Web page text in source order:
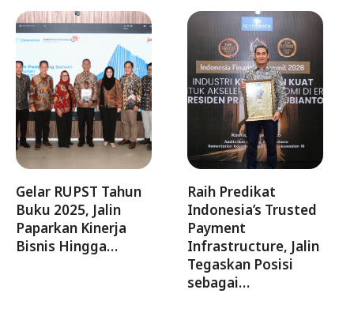
Gelar RUPST Tahun
Buku 2025, Jalin
Paparkan Kinerja
Bisnis Hingga…
Raih Predikat
Indonesia’s Trusted
Payment
Infrastructure, Jalin
Tegaskan Posisi
sebagai…